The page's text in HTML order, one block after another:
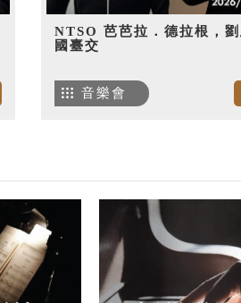
NTSO 芭芭拉．德拉根，
國臺交
音樂會